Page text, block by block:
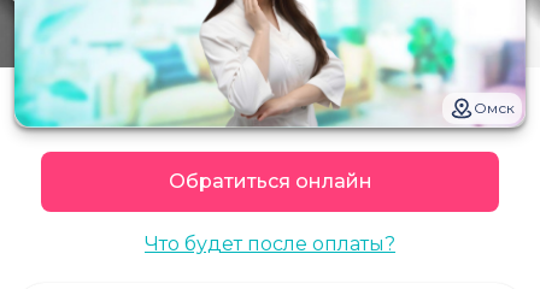
Омск
Обратиться онлайн
Что будет после оплаты?